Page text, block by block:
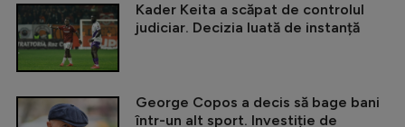
Kader Keita a scăpat de controlul
judiciar. Decizia luată de instanță
George Copos a decis să bage bani
într-un alt sport. Investiție de